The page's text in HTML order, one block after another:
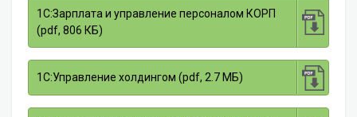
1С:Зарплата и управление персоналом КОРП
(pdf, 806 КБ)
1С:Управление холдингом (pdf, 2.7 МБ)